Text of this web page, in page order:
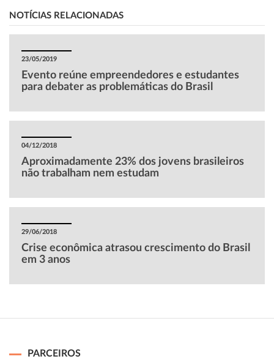
NOTÍCIAS RELACIONADAS
23/05/2019
Evento reúne empreendedores e estudantes
para debater as problemáticas do Brasil
04/12/2018
Aproximadamente 23% dos jovens brasileiros
não trabalham nem estudam
29/06/2018
Crise econômica atrasou crescimento do Brasil
em 3 anos
PARCEIROS